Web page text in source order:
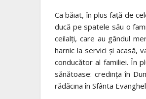
Ca băiat, în plus față de
ducă pe spatele său o
ceilalți, care au gândul
harnic la servici și acasă,
conducător al familiei. În
sănătoase: credința în
rădăcina în Sfânta